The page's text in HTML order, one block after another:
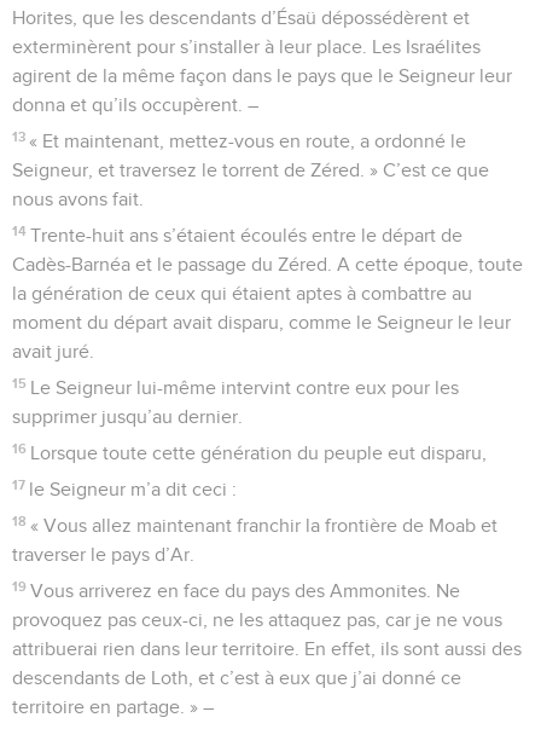
Horites, que les descendants d’Ésaü dépossédèrent et
exterminèrent pour s’installer à leur place. Les Israélites
agirent de la même façon dans le pays que le Seigneur leur
donna et qu’ils occupèrent. –
13 « Et maintenant, mettez-vous en route, a ordonné le
Seigneur, et traversez le torrent de Zéred. » C’est ce que
nous avons fait.
14 Trente-huit ans s’étaient écoulés entre le départ de
Cadès-Barnéa et le passage du Zéred. A cette époque, toute
la génération de ceux qui étaient aptes à combattre au
moment du départ avait disparu, comme le Seigneur le leur
avait juré.
15 Le Seigneur lui-même intervint contre eux pour les
supprimer jusqu’au dernier.
16 Lorsque toute cette génération du peuple eut disparu,
17 le Seigneur m’a dit ceci :
18 « Vous allez maintenant franchir la frontière de Moab et
traverser le pays d’Ar.
19 Vous arriverez en face du pays des Ammonites. Ne
provoquez pas ceux-ci, ne les attaquez pas, car je ne vous
attribuerai rien dans leur territoire. En effet, ils sont aussi des
descendants de Loth, et c’est à eux que j’ai donné ce
territoire en partage. » –